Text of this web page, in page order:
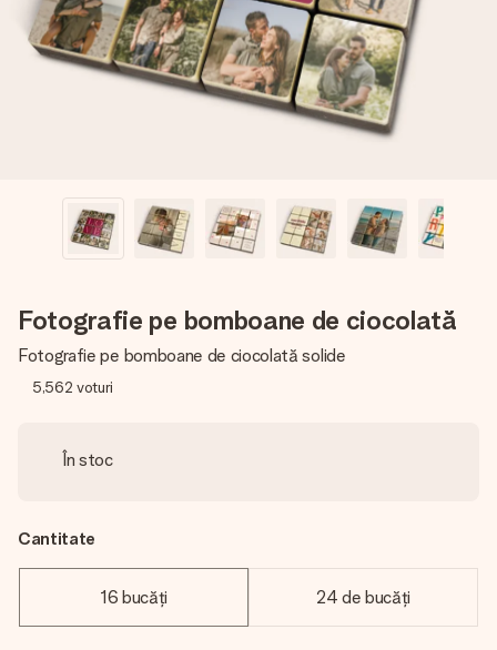
fotografia ta sau un mesaj din suflet. Fără bătăi de cap,
doar bucură-te de moment.
Fotografie pe bomboane de ciocolată
Fotografie pe bomboane de ciocolată solide
5,562 voturi
În stoc
Cantitate
16 bucăți 24 de bucăți